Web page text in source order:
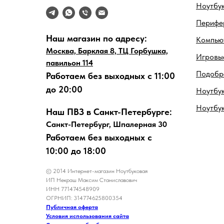
Наш магазин по адресу:
Москва, Барклая 8, ТЦ Горбушка,
павильон 114
Работаем без выходных с 11:00
до 20:00
Наш ПВЗ в Санкт-Петербурге:
Санкт-Петербург, Шпалерная 30
Работаем без выходных с
10:00 до 18:00
© 2014 Интернет-магазин Ноутбуковая
ИП Некраш Максим Станиславович
ИНН 771474548909
ОГРНИП: 314774625800354
Публичная оферта
Условия использования сайта